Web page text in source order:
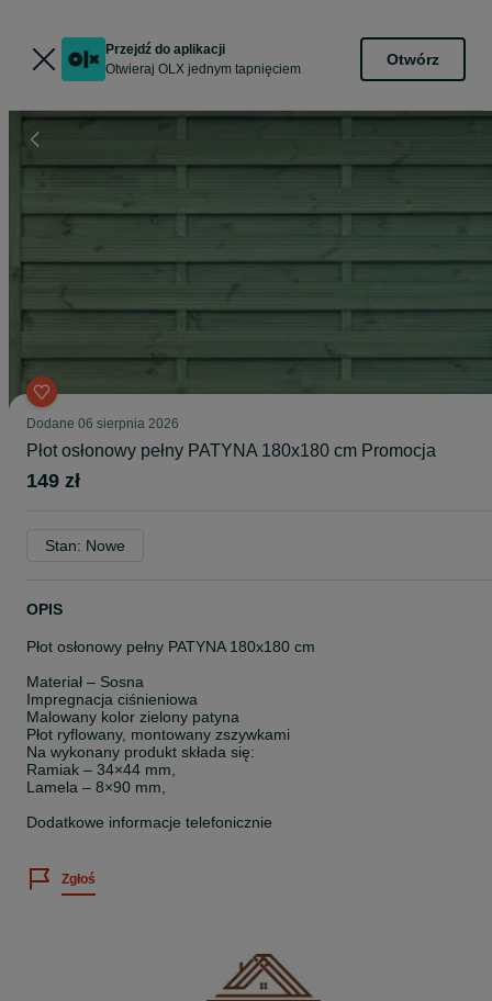
Przejdź do aplikacji
Otwieraj OLX jednym tapnięciem
Otwórz
Dodane 06 sierpnia 2026
Płot osłonowy pełny PATYNA 180x180 cm Promocja
149 zł
Stan: Nowe
OPIS
Płot osłonowy pełny PATYNA 180x180 cm
Materiał – Sosna
Impregnacja ciśnieniowa
Malowany kolor zielony patyna
Płot ryflowany, montowany zszywkami
Na wykonany produkt składa się:
Ramiak – 34×44 mm,
Lamela – 8×90 mm,
Dodatkowe informacje telefonicznie
Zgłoś